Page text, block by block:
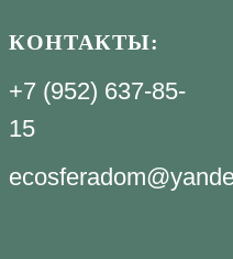
КОНТАКТЫ:
+7 (952) 637-85-
15